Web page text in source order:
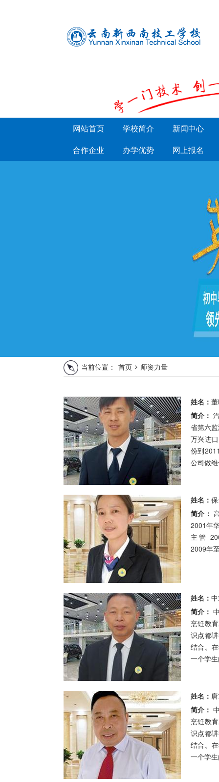
网站首页 学校简介
新闻中心
合作企业
办学优势 网上报名
当前位置： 首页 师资力量
姓名：
简介：
省第六
万兴进
份到
公司做
姓名：
简介：
2001年
主管
2009年
姓名：
简介：
烹饪教
识点都
结合。
一个学
姓名：
简介：
烹饪教
识点都
结合。
一个学